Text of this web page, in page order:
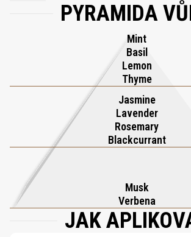
smysly. Zelené listy a aromatické bylinky
ozonové akordy ve svém srdci evokují svěží
vzrušujícího zápasu, zatímco pižmový základ
smyslnost. Tato pečlivě vytvořená kompozice
atletiky a elegance a nabízí smyslovou cestu,
pulzující vzrušení z finále ATP. Torino21 je
pocta synergii sportu a stylu.
PYRAMIDA
Mint
Basil
Lemon
Thyme
Jasmine
Lavender
Rosemary
Blackcurrant
Musk
Verbena
JAK